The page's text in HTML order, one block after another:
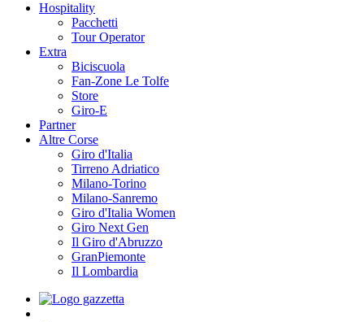
Hospitality
Pacchetti
Tour Operator
Extra
Biciscuola
Fan-Zone Le Tolfe
Store
Giro-E
Partner
Altre Corse
Giro d'Italia
Tirreno Adriatico
Milano-Torino
Milano-Sanremo
Giro d'Italia Women
Giro Next Gen
Il Giro d'Abruzzo
GranPiemonte
Il Lombardia